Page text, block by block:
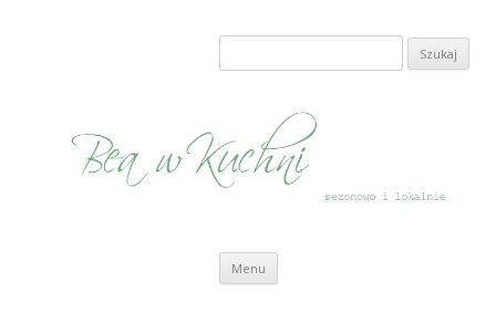
Szukaj:
Menu Przeskocz do treści